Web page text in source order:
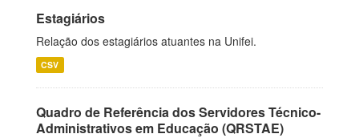
Estagiários
Relação dos estagiários atuantes na Unifei.
CSV
Quadro de Referência dos Servidores Técnico-
Administrativos em Educação (QRSTAE)